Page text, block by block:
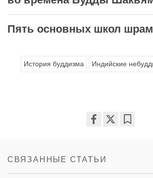
Пять основных школ
История буддизма Индийские
СВЯЗАННЫЕ СТАТЬИ